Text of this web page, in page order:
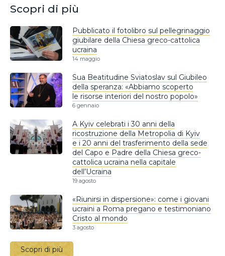
Scopri di più
Pubblicato il fotolibro sul pellegrinaggio
giubilare della Chiesa greco-cattolica
ucraina
14 maggio
Sua Beatitudine Sviatoslav sul Giubileo
della speranza: «Abbiamo scoperto
le risorse interiori del nostro popolo»
6 gennaio
A Kyiv celebrati i 30 anni della
ricostruzione della Metropolia di Kyiv
e i 20 anni del trasferimento della sede
del Capo e Padre della Chiesa greco-
cattolica ucraina nella capitale
dell’Ucraina
19 agosto
«Riunirsi in dispersione»: come i giovani
ucraini a Roma pregano e testimoniano
Cristo al mondo
3 agosto
Scopri di più